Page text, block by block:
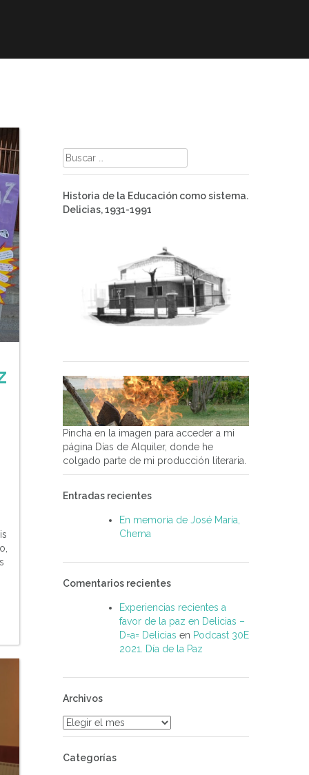
Buscar:
Historia de la Educación como sistema.
Delicias, 1931-1991
Pincha en la imagen para acceder a mi
página Días de Alquiler, donde he
colgado parte de mi producción literaria.
Entradas recientes
En memoria de José María,
Chema
Comentarios recientes
Experiencias recientes a
favor de la paz en Delicias –
D=a= Delicias en Podcast 30E
2021. Día de la Paz
Archivos
Archivos
Categorías